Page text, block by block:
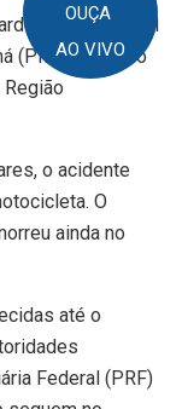
OUÇA
AO VIVO
Ferreira, de 41
(PMPR), lotado
Região
o acidente
O
ainda no
até o
Federal (PRF)